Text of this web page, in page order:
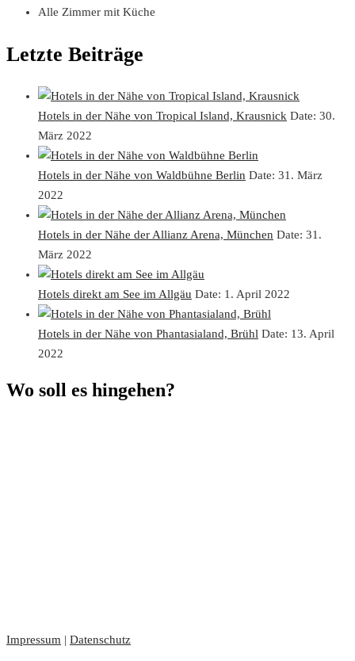
Alle Zimmer mit Küche
Letzte Beiträge
Hotels in der Nähe von Tropical Island, Krausnick Date: 30.
März 2022
Hotels in der Nähe von Waldbühne Berlin Date: 31. März
2022
Hotels in der Nähe der Allianz Arena, München Date: 31.
März 2022
Hotels direkt am See im Allgäu Date: 1. April 2022
Hotels in der Nähe von Phantasialand, Brühl Date: 13. April
2022
Wo soll es hingehen?
Impressum | Datenschutz